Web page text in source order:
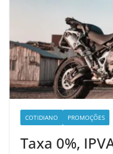
COTIDIANO PROMOÇÕES
Taxa 0%,